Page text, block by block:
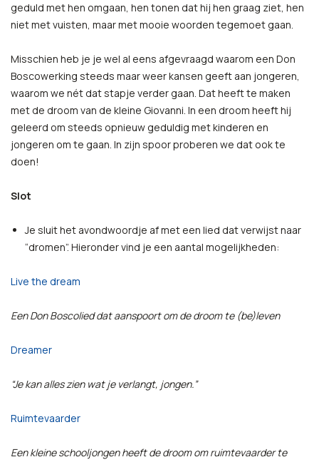
geduld met hen omgaan, hen tonen dat hij hen graag ziet, hen
niet met vuisten, maar met mooie woorden tegemoet gaan.
Misschien heb je je wel al eens afgevraagd waarom een Don
Boscowerking steeds maar weer kansen geeft aan jongeren,
waarom we nét dat stapje verder gaan. Dat heeft te maken
met de droom van de kleine Giovanni. In een droom heeft hij
geleerd om steeds opnieuw geduldig met kinderen en
jongeren om te gaan. In zijn spoor proberen we dat ook te
doen!
Slot
Je sluit het avondwoordje af met een lied dat verwijst naar
“dromen”. Hieronder vind je een aantal mogelijkheden:
Live the dream
Een Don Boscolied dat aanspoort om de droom te (be)leven
Dreamer
“Je kan alles zien wat je verlangt, jongen.”
Ruimtevaarder
Een kleine schooljongen heeft de droom om ruimtevaarder te